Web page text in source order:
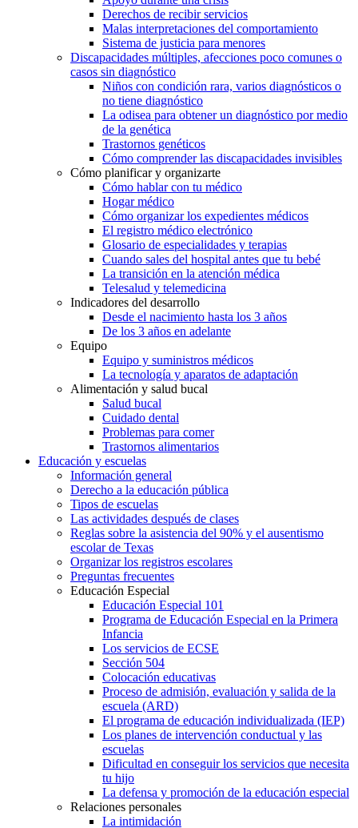
Derechos de recibir servicios
Malas interpretaciones del comportamiento
Sistema de justicia para menores
Discapacidades múltiples, afecciones poco comunes o
casos sin diagnóstico
Niños con condición rara, varios diagnósticos o
no tiene diagnóstico
La odisea para obtener un diagnóstico por medio
de la genética
Trastornos genéticos
Cómo comprender las discapacidades invisibles
Cómo planificar y organizarte
Cómo hablar con tu médico
Hogar médico
Cómo organizar los expedientes médicos
El registro médico electrónico
Glosario de especialidades y terapias
Cuando sales del hospital antes que tu bebé
La transición en la atención médica
Telesalud y telemedicina
Indicadores del desarrollo
Desde el nacimiento hasta los 3 años
De los 3 años en adelante
Equipo
Equipo y suministros médicos
La tecnología y aparatos de adaptación
Alimentación y salud bucal
Salud bucal
Cuidado dental
Problemas para comer
Trastornos alimentarios
Educación y escuelas
Información general
Derecho a la educación pública
Tipos de escuelas
Las actividades después de clases
Reglas sobre la asistencia del 90% y el ausentismo
escolar de Texas
Organizar los registros escolares
Preguntas frecuentes
Educación Especial
Educación Especial 101
Programa de Educación Especial en la Primera
Infancia
Los servicios de ECSE
Sección 504
Colocación educativas
Proceso de admisión, evaluación y salida de la
escuela (ARD)
El programa de educación individualizada (IEP)
Los planes de intervención conductual y las
escuelas
Dificultad en conseguir los servicios que necesita
tu hijo
La defensa y promoción de la educación especial
Relaciones personales
La intimidación